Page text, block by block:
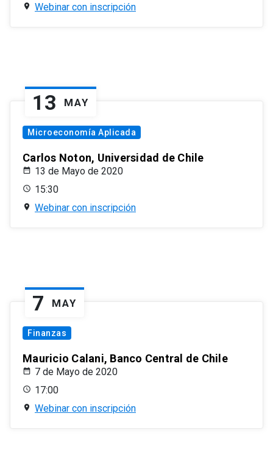
Webinar con inscripción
13 MAY
Microeconomía Aplicada
Carlos Noton, Universidad de Chile
13 de Mayo de 2020
15:30
Webinar con inscripción
7 MAY
Finanzas
Mauricio Calani, Banco Central de Chile
7 de Mayo de 2020
17:00
Webinar con inscripción